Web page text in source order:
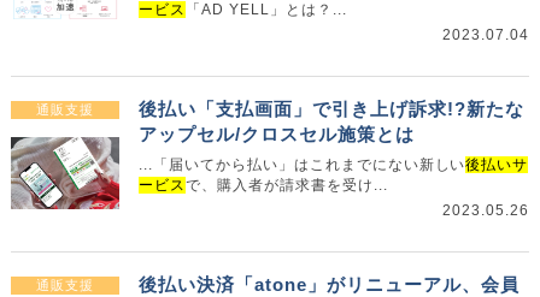
ービス
「AD YELL」とは？...
2023.07.04
通販支援
後払い「支払画面」で引き上げ訴求!?新たな
アップセル/クロスセル施策とは
...「届いてから払い」はこれまでにない新しい後払いサ
ービスで、購入者が請求書を受け...
2023.05.26
通販支援
後払い決済「atone」がリニューアル、会員